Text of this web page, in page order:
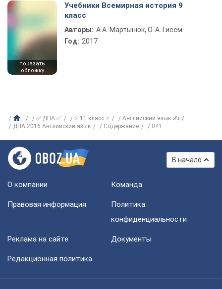
показать
обложку
Учебники Всемирная история 9
класс
Авторы: А.А. Мартынюк, О. А. Гисем
Год: 2017
✅ ДПА ✅ ⚡ 11 класс ⚡
Английский язык ✍
ДПА 2016 Английский язык
Содержание 041
В начало
О компании Команда
Правовая информация
Политика
конфиденциальности
Реклама на сайте Документы
Редакционная политика